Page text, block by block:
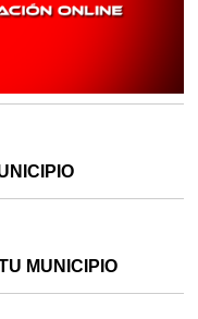
MUNICIPIO